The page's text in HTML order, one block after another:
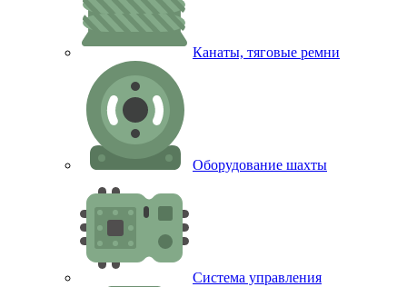
Канаты, тяговые ремни
Оборудование шахты
Система управления